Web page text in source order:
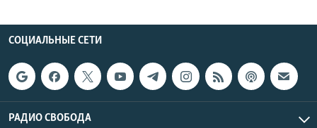
СОЦИАЛЬНЫЕ СЕТИ
РАДИО СВОБОДА